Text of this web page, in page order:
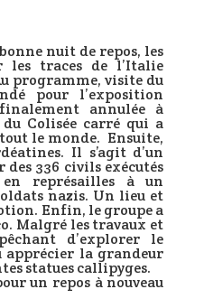
nuit de repos, les
les traces de l’Italie
programme, visite du
pour l’exposition
annulée à
Colisée carré qui a
le monde. Ensuite,
Il s’agit d’un
336 civils exécutés
représailles à un
nazis. Un lieu et
Enfin, le groupe a
Malgré les travaux et
d’explorer le
apprécier la grandeur
statues callipyges.
un repos à nouveau